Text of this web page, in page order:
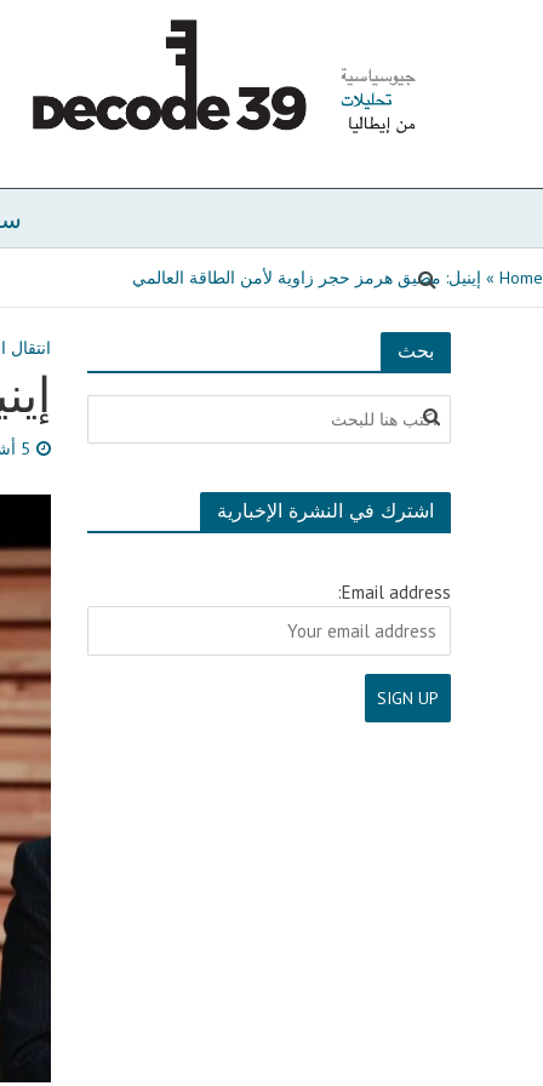
Home
» إينيل: مضيق هرمز حجر زاوية لأمن الطاقة العالمي
انتقال
5 أشهر مضى
بحث
اشترك في النشرة الإخبارية
Email address: